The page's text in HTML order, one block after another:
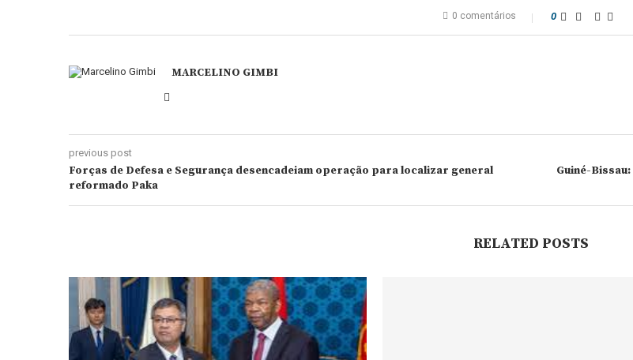
0 comentários 0
MARCELINO GIMBI
previous post
Forças de Defesa e Segurança desencadeiam operação para localizar general
reformado Paka
Guiné-
RELATED POSTS